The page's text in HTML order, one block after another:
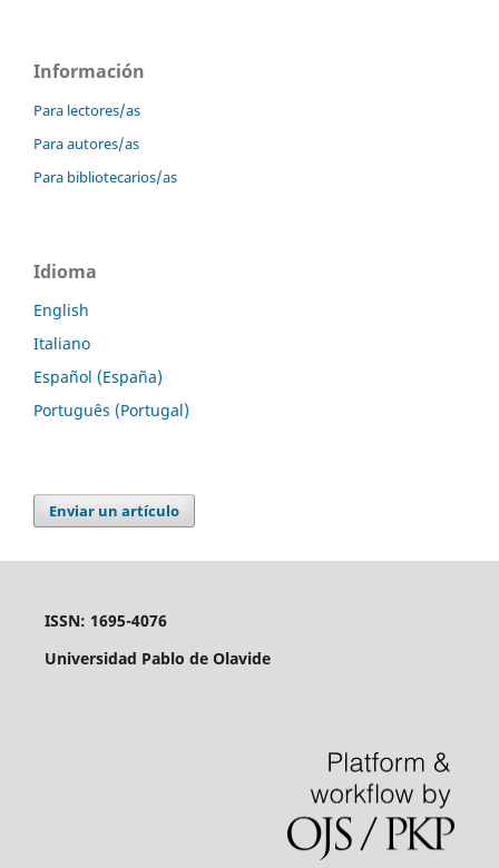
Información
Para lectores/as
Para autores/as
Para bibliotecarios/as
Idioma
English
Italiano
Español (España)
Português (Portugal)
Enviar un artículo
ISSN: 1695-4076
Universidad Pablo de Olavide